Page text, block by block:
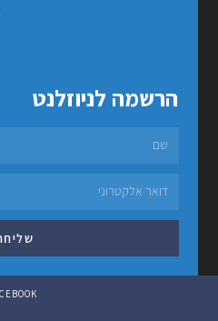
הרשמה לניוזלנט